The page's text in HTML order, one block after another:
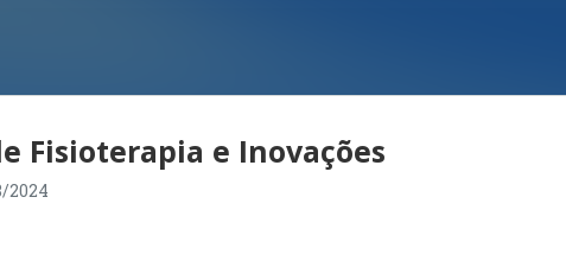
Fisioterapia e Inovações
2024